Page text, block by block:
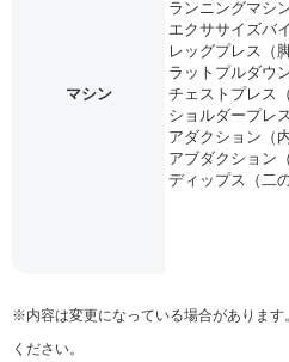
マシン
ランニングマシ
エクササイズバ
レッグプレス（
ラットプルダウ
チェストプレス
ショルダープレ
アダクション（
アブダクション
ディップス（二
※内容は変更になっている場合がありま
ください。